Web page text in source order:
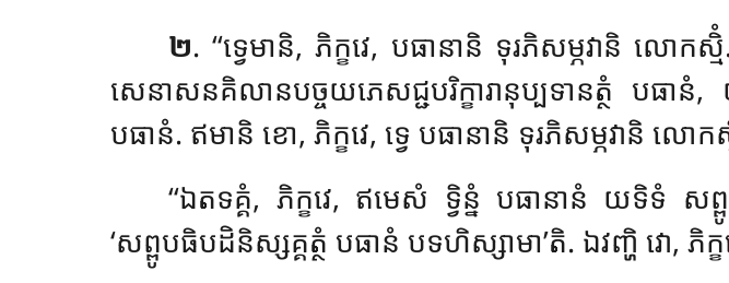
២. ‘‘ទ្វេមានិ, ភិក្ខវេ, បធានានិ ទុរភិសម្ភវានិ ល
សេនាសនគិលានបច្ចយភេសជ្ជបរិក្ខារានុប្បទានត្ថំ បធា
បធានំ. ឥមានិ ខោ, ភិក្ខវេ, ទ្វេ បធានានិ ទុរភិសម្ភវានិ លោក
‘‘ឯតទគ្គំ, ភិក្ខវេ, ឥមេសំ ទ្វិន្នំ បធានានំ យទិទំ ស
‘សព្ពូបធិបដិនិស្សគ្គត្ថំ បធានំ បទហិស្សាមា’តិ. ឯវញ្ហិ វោ, ភិក្ខ